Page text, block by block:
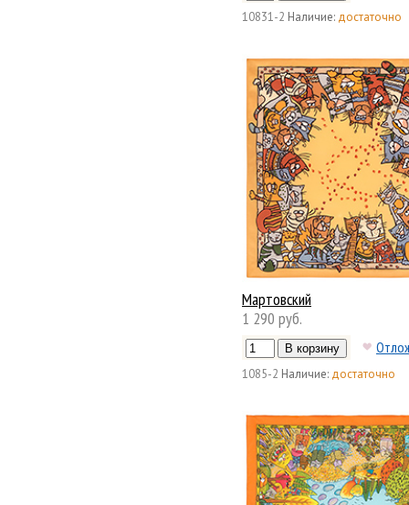
10831-2 Наличие: достаточно
Мартовский
1 290 руб.
1085-2 Наличие: достаточно